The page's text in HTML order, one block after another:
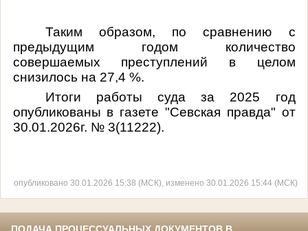
Таким образом, по сравнению с
предыдущим годом количество
совершаемых преступлений в целом
снизилось на 27,4 %.
Итоги работы суда за 2025 год
опубликованы в газете "Севская правда" от
30.01.2026г. № 3(11222).
опубликовано 30.01.2026 15:38 (МСК), изменено 30.01.2026 15:44 (МСК)